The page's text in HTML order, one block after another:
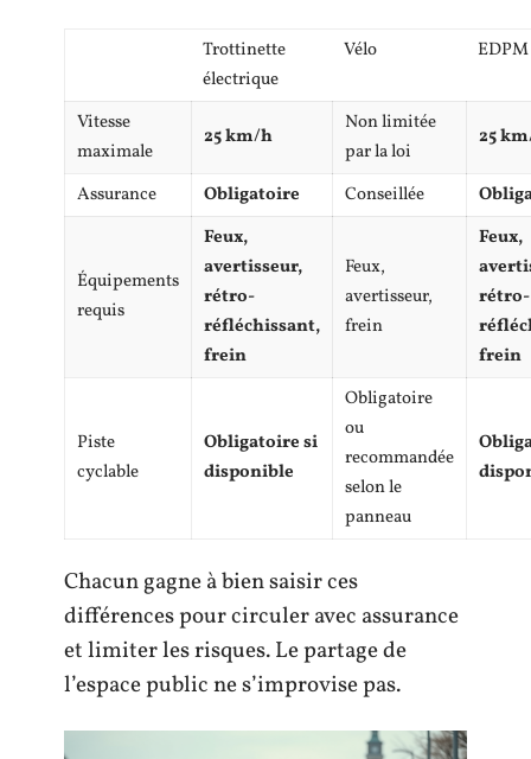
Trottinette
électrique
Vélo
Vitesse
maximale
25 km/h
Non limitée
par la loi
25
Assurance Obligatoire Conseillée
Équipements
requis
Feux,
avertisseur,
rétro-
réfléchissant,
frein
Feux,
avertisseur,
frein
Feux,
rétro-
frein
Piste
cyclable
Obligatoire si
disponible
Obligatoire
ou
recommandée
selon le
panneau
Chacun gagne à bien saisir ces
différences pour circuler avec assurance
et limiter les risques. Le partage de
l’espace public ne s’improvise pas.